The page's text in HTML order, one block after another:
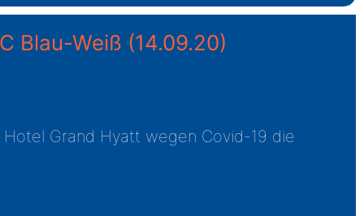
Blau-Weiß (14.09.20)
Grand Hyatt wegen Covid-19 die